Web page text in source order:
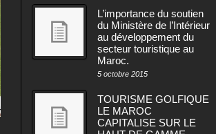
L’importance du soutien
du Ministère de l’Intérieur
au développement du
secteur touristique au
Maroc.
5 octobre 2015
TOURISME GOLFIQUE
LE MAROC
CAPITALISE SUR LE